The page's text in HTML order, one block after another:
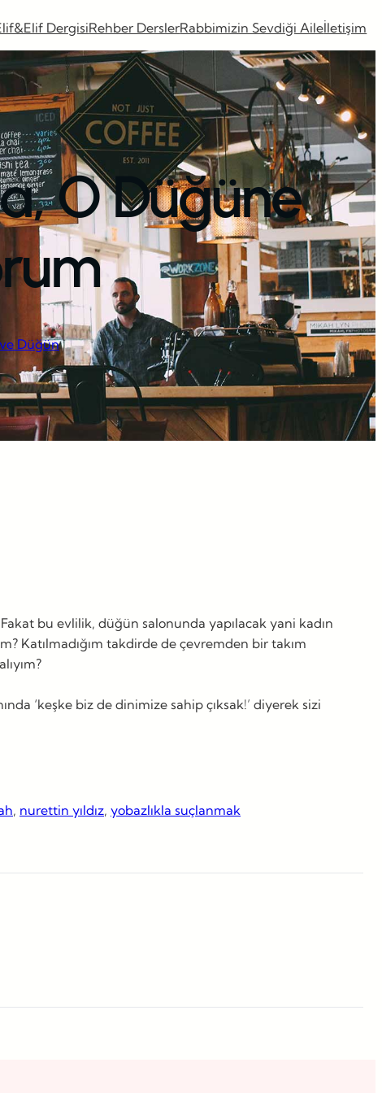
DergisiRehber DerslerRabbimizin Sevdiği Aileİletişim
O Düğüne
Düğün
bu evlilik, düğün salonunda yapılacak yani kadın
Katılmadığım takdirde de çevremden bir takım
‘keşke biz de dinimize sahip çıksak!’ diyerek sizi
, nurettin yıldız, yobazlıkla suçlanmak